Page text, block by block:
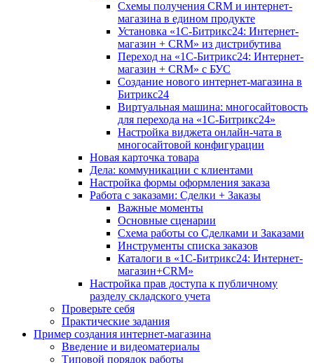
Схемы получения CRM и интернет-
магазина в едином продукте
Установка «1С-Битрикс24: Интернет-
магазин + CRM» из дистрибутива
Переход на «1С-Битрикс24: Интернет-
магазин + CRM» с БУС
Создание нового интернет-магазина в
Битрикс24
Виртуальная машина: многосайтовость
для перехода на «1С-Битрикс24»
Настройка виджета онлайн-чата в
многосайтовой конфигурации
Новая карточка товара
Дела: коммуникации с клиентами
Настройка формы оформления заказа
Работа с заказами: Сделки + Заказы
Важные моменты
Основные сценарии
Схема работы со Сделками и Заказами
Инструменты списка заказов
Каталоги в «1С-Битрикс24: Интернет-
магазин+CRM»
Настройка прав доступа к публичному
разделу складского учета
Проверьте себя
Практические задания
Пример создания интернет-магазина
Введение и видеоматериалы
Типовой порядок работы